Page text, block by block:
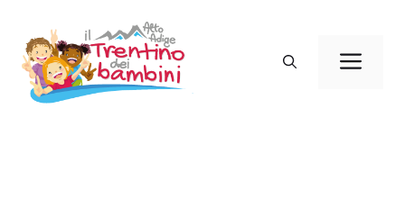
contenuto